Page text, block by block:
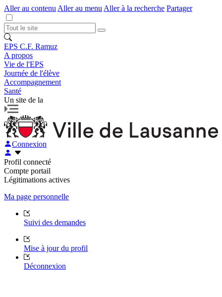
Aller au contenu Aller au menu Aller à la recherche Partager
EPS C.F. Ramuz
A propos
Vie de l'EPS
Journée de l'élève
Accompagnement
Santé
Un site de la
Connexion
Profil connecté
Compte portail
Légitimations actives
Ma page personnelle
Suivi des demandes
Mise à jour du profil
Déconnexion